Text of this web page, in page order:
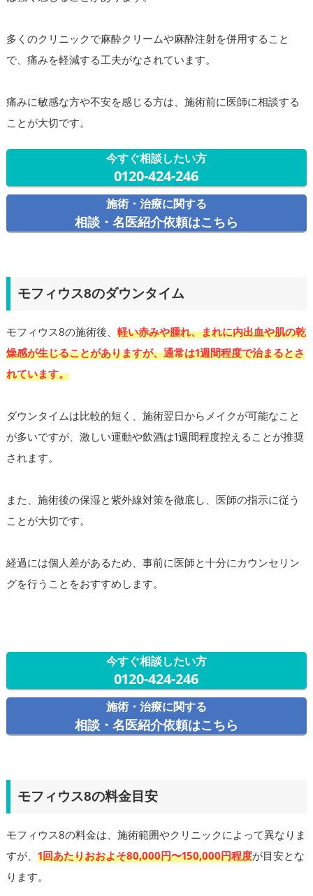
多くのクリニックで麻酔クリームや麻酔注射を併用すること
で、痛みを軽減する工夫がなされています。
痛みに敏感な方や不安を感じる方は、施術前に医師に相談する
ことが大切です。
今すぐ相談したい方
0120-424-246
施術・治療に関する
相談・名医紹介依頼はこちら
モフィウス8のダウンタイム
モフィウス8の施術後、 軽い赤みや腫れ、まれに内出血や肌の乾
燥感が生じることがありますが、通常は1週間程度で治まるとさ
れています。
ダウンタイムは比較的短く、施術翌日からメイクが可能なこと
が多いですが、激しい運動や飲酒は1週間程度控えることが推奨
されます。
また、施術後の保湿と紫外線対策を徹底し、医師の指示に従う
ことが大切です。
経過には個人差があるため、事前に医師と十分にカウンセリン
グを行うことをおすすめします。
今すぐ相談したい方
0120-424-246
施術・治療に関する
相談・名医紹介依頼はこちら
モフィウス8の料金目安
モフィウス8の料金は、施術範囲やクリニックによって異なりま
すが、 1回あたりおおよそ80,000円〜150,000円程度が目安とな
ります。